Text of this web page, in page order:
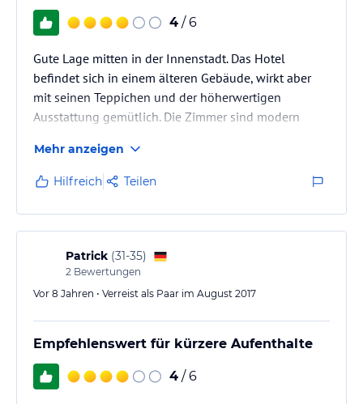
4 / 6
Gute Lage mitten in der Innenstadt. Das Hotel
befindet sich in einem älteren Gebäude, wirkt aber
mit seinen Teppichen und der höherwertigen
Ausstattung gemütlich. Die Zimmer sind modern
und bei offenem Fenster kann es etwas lauter
werden.
Mehr anzeigen
Hilfreich Teilen
Patrick (31-35)
2 Bewertungen
Vor 8 Jahren • Verreist als Paar im August 2017
Empfehlenswert für kürzere Aufenthalte
4 / 6